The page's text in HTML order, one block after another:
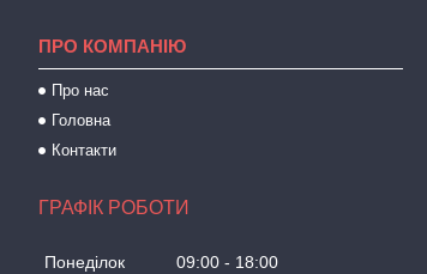
ПРО КОМПАНІЮ
Про нас
Головна
Контакти
ГРАФІК РОБОТИ
Понеділок 09:00
18:00